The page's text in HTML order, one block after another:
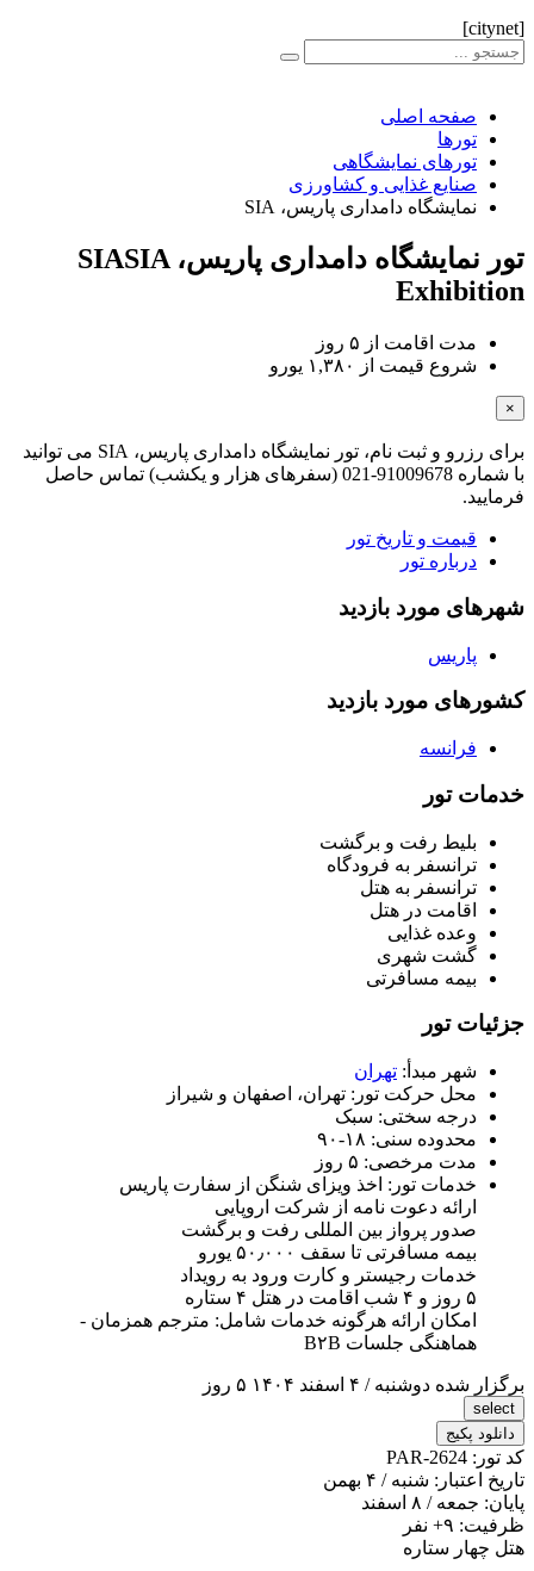
[citynet]
صفحه اصلی
تورها
تورهای نمایشگاهی
صنایع غذایی و کشاورزی
نمایشگاه دامداری پاریس، SIA
تور نمایشگاه دامداری پاریس، SIASIA
Exhibition
مدت اقامت از ۵ روز
شروع قیمت از
۱,۳۸۰ یورو
×
برای رزرو و ثبت نام، تور نمایشگاه دامداری پاریس، SIA می توانید
با شماره 91009678-021 (سفرهای هزار و یکشب) تماس حاصل
فرمایید.
قیمت و تاریخ تور
درباره تور
شهرهای مورد بازدید
پاریس
کشورهای مورد بازدید
فرانسه
خدمات تور
بلیط رفت و برگشت
ترانسفر به فرودگاه
ترانسفر به هتل
اقامت در هتل
وعده غذایی
گشت شهری
بیمه مسافرتی
جزئیات تور
شهر مبدأ: تهران
محل حرکت تور: تهران، اصفهان و شیراز
درجه سختی: سبک
محدوده سنی: ۱۸-۹۰
مدت مرخصی: ۵ روز
خدمات تور: اخذ ویزای شنگن از سفارت پاریس
ارائه دعوت نامه از شرکت اروپایی
صدور پرواز بین المللی رفت و برگشت
بیمه مسافرتی تا سقف ۵۰٫۰۰۰ یورو
خدمات رجیستر و کارت ورود به رویداد
۵ روز و ۴ شب اقامت در هتل ۴ ستاره
امکان ارائه هرگونه خدمات شامل: مترجم همزمان -
هماهنگی جلسات B۲B
برگزار شده دوشنبه / ۴ اسفند ۱۴۰۴ ۵ روز
select
دانلود پکیج
کد تور: PAR-2624
تاریخ اعتبار: شنبه / ۴ بهمن
پایان: جمعه / ۸ اسفند
ظرفیت: +۹ نفر
هتل چهار ستاره